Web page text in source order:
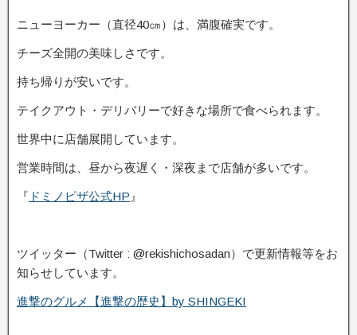
ニューヨーカー（直径40㎝）は、満腹確実です。
チーズ全開の美味しさです。
持ち帰りが安いです。
テイクアウト・デリバリーで好きな場所で食べられます。
世界中に店舗展開しています。
営業時間は、昼から夜遅く・深夜まで店舗が多いです。
『 ドミノピザ公式HP 』
ツイッター（Twitter : @rekishichosadan）で更新情報等をお
知らせしています。
進撃のグルメ【進撃の歴史】by SHINGEKI